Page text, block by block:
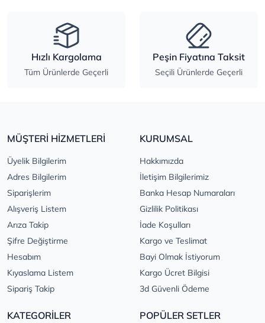
Hızlı Kargolama
Tüm Ürünlerde Geçerli
Peşin Fiyatına Taksit
Seçili Ürünlerde Geçerli
MÜŞTERİ HİZMETLERİ
Üyelik Bilgilerim
Adres Bilgilerim
Siparişlerim
Alışveriş Listem
Arıza Takip
Şifre Değiştirme
Hesabım
Kıyaslama Listem
Sipariş Takip
KURUMSAL
Hakkımızda
İletişim Bilgilerimiz
Banka Hesap Numaraları
Gizlilik Politikası
İade Koşulları
Kargo ve Teslimat
Bayi Olmak İstiyorum
Kargo Ücret Bilgisi
3d Güvenli Ödeme
KATEGORİLER POPÜLER SETLER